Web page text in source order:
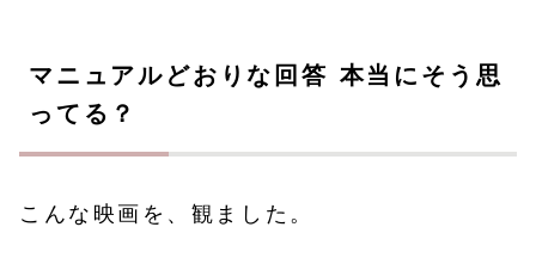
マニュアルどおりな回答 本当にそう思
ってる？
こんな映画を、観ました。